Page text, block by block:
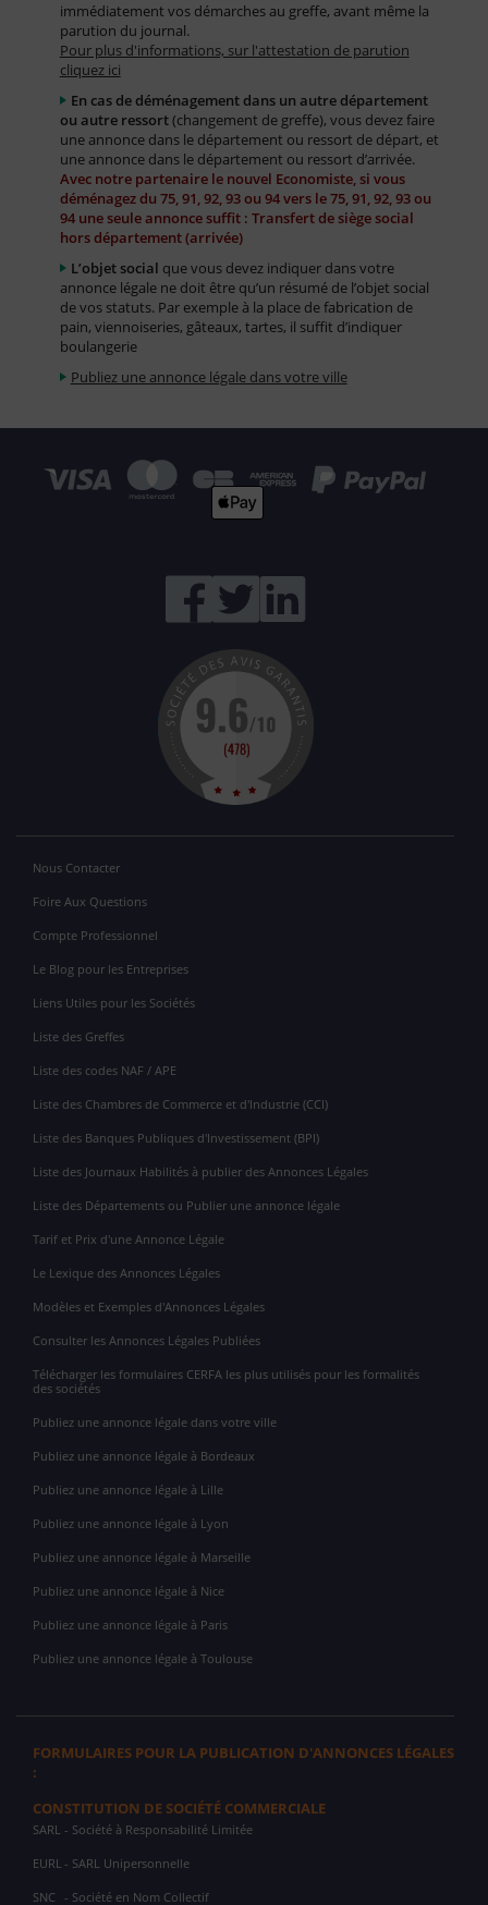
immédiatement vos démarches au greffe, avant même la
parution du journal.
Pour plus d'informations, sur l'attestation de parution
cliquez ici
En cas de déménagement dans un autre département
ou autre ressort(changement de greffe), vous devez faire
une annonce dans le département ou ressort de départ, et
une annonce dans le département ou ressort d’arrivée.
Avec notre partenaire le nouvel Economiste, si vous
déménagez du 75, 91, 92, 93 ou 94 vers le 75, 91, 92, 93 ou
94 une seule annonce suffit : Transfert de siège social
hors département (arrivée)
L’objet social que vous devez indiquer dans votre
annonce légale ne doit être qu’un résumé de l’objet social
de vos statuts. Par exemple à la place de fabrication de
pain, viennoiseries, gâteaux, tartes, il suffit d’indiquer
boulangerie
Publiez une annonce légale dans votre ville
Nous Contacter
Foire Aux Questions
Compte Professionnel
Le Blog pour les Entreprises
Liens Utiles pour les Sociétés
Liste des Greffes
Liste des codes NAF / APE
Liste des Chambres de Commerce et d'Industrie (CCI)
Liste des Banques Publiques d'Investissement (BPI)
Liste des Journaux Habilités à publier des Annonces Légales
Liste des Départements ou Publier une annonce légale
Tarif et Prix d'une Annonce Légale
Le Lexique des Annonces Légales
Modèles et Exemples d'Annonces Légales
Consulter les Annonces Légales Publiées
Télécharger les formulaires CERFA les plus utilisés pour les formalités
des sociétés
Publiez une annonce légale dans votre ville
Publiez une annonce légale à Bordeaux
Publiez une annonce légale à Lille
Publiez une annonce légale à Lyon
Publiez une annonce légale à Marseille
Publiez une annonce légale à Nice
Publiez une annonce légale à Paris
Publiez une annonce légale à Toulouse
FORMULAIRES POUR LA PUBLICATION D'ANNONCES LÉGALES
:
CONSTITUTION DE SOCIÉTÉ COMMERCIALE
SARL - Société à Responsabilité Limitée
EURL - SARL Unipersonnelle
SNC - Société en Nom Collectif